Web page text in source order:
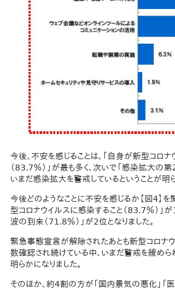
今後、不安を感じることは、「自身が新型コロ
（83.7％）」が最も多く、次いで「感染拡大の
いまだ感染拡大を警戒しているということが明
今後どのようなことに不安を感じるか【図4】を
型コロナウイルスに感染すること（83.7％）」
波の到来（71.8％）」が2位となりました。
緊急事態宣言が解除されたあとも新型コロナ
数確認され続けている中、いまだ警戒を緩めら
明らかになりました。
そのほか、約4割の方が「国内景気の悪化」「